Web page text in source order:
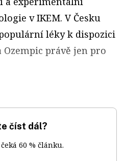
v IKEM. V Česku
léky k dispozici
právě jen pro
číst dál?
60 % článku.